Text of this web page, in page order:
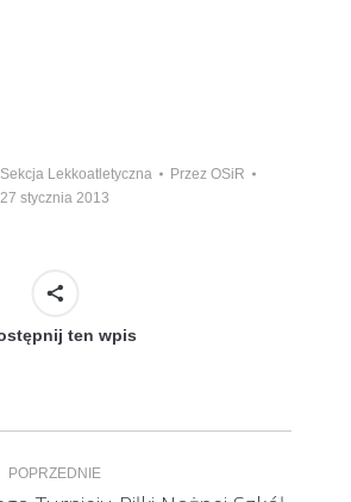
Sekcja Lekkoatletyczna Przez OSiR
27 stycznia 2013
ten wpis
POPRZEDNIE